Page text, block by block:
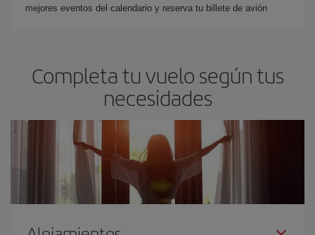
mejores eventos del calendario y reserva tu billete de avión
Completa tu vuelo según tus
necesidades